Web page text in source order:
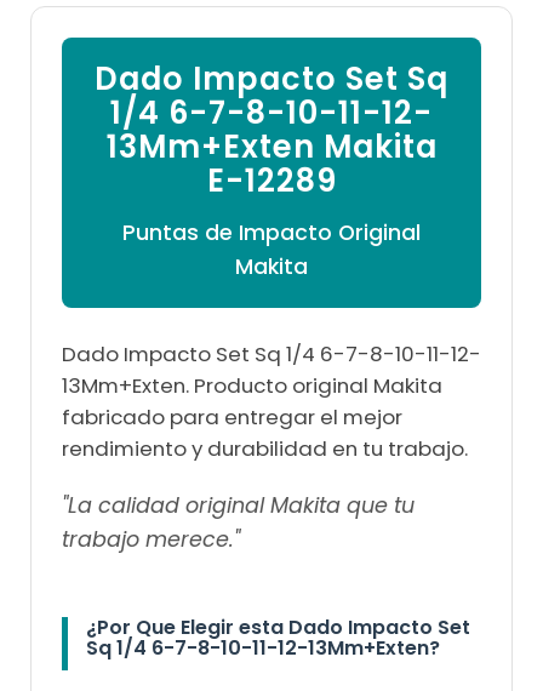
Dado Impacto Set Sq
1/4 6-7-8-10-11-12-
13Mm+Exten Makita
E-12289
Puntas de Impacto Original
Makita
Dado Impacto Set Sq 1/4 6-7-8-10-11-12-
13Mm+Exten. Producto original Makita
fabricado para entregar el mejor
rendimiento y durabilidad en tu trabajo.
"La calidad original Makita que tu
trabajo merece."
¿Por Que Elegir esta Dado Impacto Set
Sq 1/4 6-7-8-10-11-12-13Mm+Exten?